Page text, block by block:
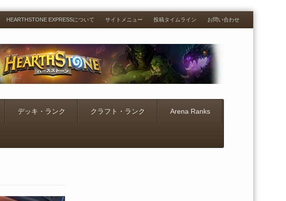
Menu
Skip
to
HEARTHSTONE EXPRESSについて サイトメニュー 投稿タイムライン お問い合わせ
デッキ・ランク クラフト・ランク Arena Ranks